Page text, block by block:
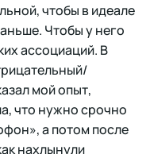
чтобы в идеале
Чтобы у него
ассоциаций. В
мой опыт,
что нужно срочно
а потом после
нахлынули